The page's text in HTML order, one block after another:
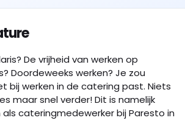
De vrijheid van werken op
Doordeweeks werken? Je zou
bij werken in de catering past. Niets
maar snel verder! Dit is namelijk
cateringmedewerker bij Paresto in